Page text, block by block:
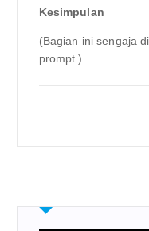
Kesimpulan
(Bagian ini sengaja
prompt.)